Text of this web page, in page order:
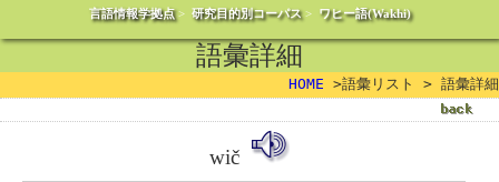
言語情報学拠点> 研究目的別コーパス> ワヒー語(Wakhi)
語彙詳細
HOME >語彙リスト > 語彙詳細
wič